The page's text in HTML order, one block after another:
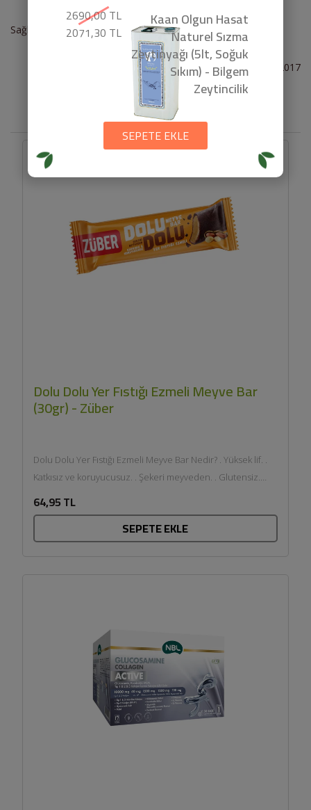
Sağlıkla kalın.
28.06.2017
İLGİLİ ÜRÜNLERİMİZ
Dolu Dolu Yer Fıstığı Ezmeli Meyve Bar
(30gr) - Züber
Dolu Dolu Yer Fıstığı Ezmeli Meyve Bar Nedir? . Yüksek lif. .
Katkısız ve koruyucusuz. . Şekeri meyveden. . Glutensiz.
64,95 TL
SEPETE EKLE
2690,00 TL
2071,30 TL
Kaan Olgun Hasat
Naturel Sızma
Zeytinyağı (5lt, Soğuk
Sıkım) - Bilgem
Zeytincilik
SEPETE EKLE